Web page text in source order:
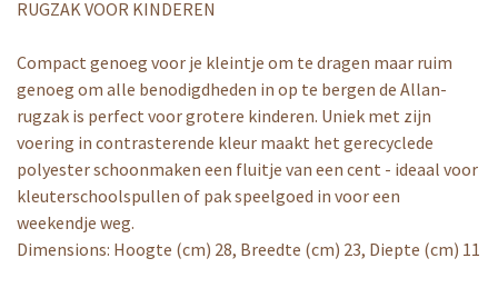
RUGZAK VOOR KINDEREN
Compact genoeg voor je kleintje om te dragen maar ruim
genoeg om alle benodigdheden in op te bergen de Allan-
rugzak is perfect voor grotere kinderen. Uniek met zijn
voering in contrasterende kleur maakt het gerecyclede
polyester schoonmaken een fluitje van een cent - ideaal voor
kleuterschoolspullen of pak speelgoed in voor een
weekendje weg.
Dimensions: Hoogte (cm) 28, Breedte (cm) 23, Diepte (cm) 11